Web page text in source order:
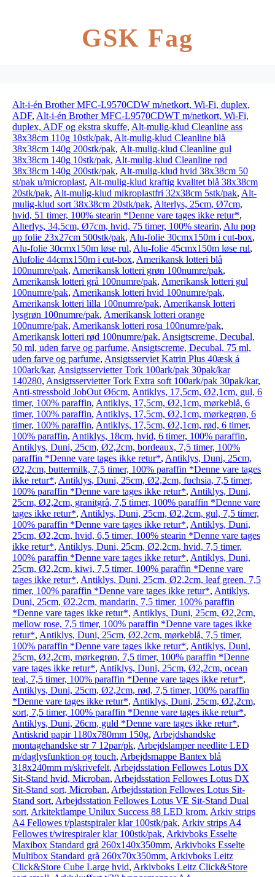
GSK Fag
Alt-i-én Brother MFC-L9570CDW m/netkort, Wi-Fi, duplex,
ADF, Alt-i-én Brother MFC-L9570CDWT m/netkort, Wi-Fi,
duplex, ADF og ekstra skuffe, Alt-mulig-klud Cleanline ass
38x38cm 110g 10stk/pak, Alt-mulig-klud Cleanline blå
38x38cm 140g 200stk/pak, Alt-mulig-klud Cleanline gul
38x38cm 140g 10stk/pak, Alt-mulig-klud Cleanline rød
38x38cm 140g 200stk/pak, Alt-mulig-klud hvid 38x38cm 50
st/pak u/microplast, Alt-mulig-klud kraftig kvalitet blå 38x38cm
20stk/pak, Alt-mulig-klud mikroplastfri 32x38cm 5stk/pak, Alt-
mulig-klud sort 38x38cm 20stk/pak, Alterlys, 25cm, Ø7cm,
hvid, 51 timer, 100% stearin *Denne vare tages ikke retur*,
Alterlys, 34,5cm, Ø7cm, hvid, 75 timer, 100% stearin, Alu pop
up folie 23x27cm 500stk/pak, Alu-folie 30cmx150m i cut-box,
Alu-folie 30cmx150m løse rul, Alu-folie 45cmx150m løse rul,
Alufolie 44cmx150m i cut-box, Amerikansk lotteri blå
100numre/pak, Amerikansk lotteri grøn 100numre/pak,
Amerikansk lotteri grå 100numre/pak, Amerikansk lotteri gul
100numre/pak, Amerikansk lotteri hvid 100numre/pak,
Amerikansk lotteri lilla 100numre/pak, Amerikansk lotteri
lysgrøn 100numre/pak, Amerikansk lotteri orange
100numre/pak, Amerikansk lotteri rosa 100numre/pak,
Amerikansk lotteri rød 100numre/pak, Ansigtscreme, Decubal,
50 ml, uden farve og parfume, Ansigtscreme, Decubal, 75 ml,
uden farve og parfume, Ansigtsserviet Katrin Plus 40æsk á
100ark/kar, Ansigtsservietter Tork 100ark/pak 30pak/kar
140280, Ansigtsservietter Tork Extra soft 100ark/pak 30pak/kar,
Anti-stressbold JobOut Ø6cm, Antiklys, 17,5cm, Ø2,1cm, gul, 6
timer, 100% paraffin, Antiklys, 17,5cm, Ø2,1cm, mørkeblå, 6
timer, 100% paraffin, Antiklys, 17,5cm, Ø2,1cm, mørkegrøn, 6
timer, 100% paraffin, Antiklys, 17,5cm, Ø2,1cm, rød, 6 timer,
100% paraffin, Antiklys, 18cm, hvid, 6 timer, 100% paraffin,
Antiklys, Duni, 25cm, Ø2,2cm, bordeaux, 7,5 timer, 100%
paraffin *Denne vare tages ikke retur*, Antiklys, Duni, 25cm,
Ø2,2cm, buttermilk, 7,5 timer, 100% paraffin *Denne vare tages
ikke retur*, Antiklys, Duni, 25cm, Ø2,2cm, fuchsia, 7,5 timer,
100% paraffin *Denne vare tages ikke retur*, Antiklys, Duni,
25cm, Ø2,2cm, granitgrå, 7,5 timer, 100% paraffin *Denne vare
tages ikke retur*, Antiklys, Duni, 25cm, Ø2,2cm, gul, 7,5 timer,
100% paraffin *Denne vare tages ikke retur*, Antiklys, Duni,
25cm, Ø2,2cm, hvid, 6,5 timer, 100% stearin *Denne vare tages
ikke retur*, Antiklys, Duni, 25cm, Ø2,2cm, hvid, 7,5 timer,
100% paraffin *Denne vare tages ikke retur*, Antiklys, Duni,
25cm, Ø2,2cm, kiwi, 7,5 timer, 100% paraffin *Denne vare
tages ikke retur*, Antiklys, Duni, 25cm, Ø2,2cm, leaf green, 7,5
timer, 100% paraffin *Denne vare tages ikke retur*, Antiklys,
Duni, 25cm, Ø2,2cm, mandarin, 7,5 timer, 100% paraffin
*Denne vare tages ikke retur*, Antiklys, Duni, 25cm, Ø2,2cm,
mellow rose, 7,5 timer, 100% paraffin *Denne vare tages ikke
retur*, Antiklys, Duni, 25cm, Ø2,2cm, mørkeblå, 7,5 timer,
100% paraffin *Denne vare tages ikke retur*, Antiklys, Duni,
25cm, Ø2,2cm, mørkegrøn, 7,5 timer, 100% paraffin *Denne
vare tages ikke retur*, Antiklys, Duni, 25cm, Ø2,2cm, ocean
teal, 7,5 timer, 100% paraffin *Denne vare tages ikke retur*,
Antiklys, Duni, 25cm, Ø2,2cm, rød, 7,5 timer, 100% paraffin
*Denne vare tages ikke retur*, Antiklys, Duni, 25cm, Ø2,2cm,
sort, 7,5 timer, 100% paraffin *Denne vare tages ikke retur*,
Antiklys, Duni, 26cm, guld *Denne vare tages ikke retur*,
Antiskrid papir 1180x780mm 150g, Arbejdshandske
montagehandske str 7 12par/pk, Arbejdslamper needlite LED
m/daglysfunktion og touch, Arbejdsmappe Bantex blå
318x240mm m/skrivefelt, Arbejdsstation Fellowes Lotus DX
Sit-Stand hvid, Microban, Arbejdsstation Fellowes Lotus DX
Sit-Stand sort, Microban, Arbejdsstation Fellowes Lotus Sit-
Stand sort, Arbejdsstation Fellowes Lotus VE Sit-Stand Dual
sort, Arkitektlampe Unilux Success 88 LED krom, Arkiv strips
A4 Fellowes t/plastspiraler klar 100stk/pak, Arkiv strips A4
Fellowes t/wirespiraler klar 100stk/pak, Arkivboks Esselte
Maxibox Standard grå 260x140x350mm, Arkivboks Esselte
Multibox Standard grå 260x70x350mm, Arkivboks Leitz
Click&Store Cube Large hvid, Arkivboks Leitz Click&Store